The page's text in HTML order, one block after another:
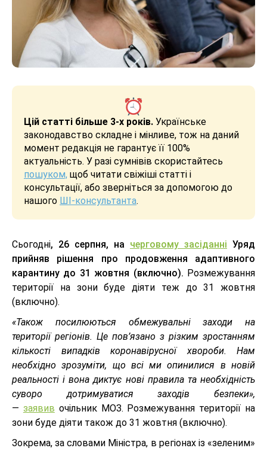
Цій статті більше 3-х років. Українське
законодавство складне і мінливе, тож на даний
момент редакція не гарантує її 100%
актуальність. У разі сумнівів скористайтесь
пошуком, щоб читати свіжіші статті і
консультації, або зверніться за допомогою до
нашого ШІ-консультанта.
Сьогодні, 26 серпня, на черговому засіданні Уряд
прийняв рішення про продовження адаптивного
карантину до 31 жовтня (включно). Розмежування
території на зони буде діяти теж до 31 жовтня
(включно).
«Також посилюються обмежувальні заходи на
території регіонів. Це пов’язано з різким зростанням
кількості випадків коронавірусної хвороби. Нам
необхідно зрозуміти, що всі ми опинилися в новій
реальності і вона диктує нові правила та необхідність
суворо дотримуватися заходів безпеки»,
— заявив очільник МОЗ. Розмежування території на
зони буде діяти також до 31 жовтня (включно).
Зокрема, за словами Міністра, в регіонах із «зеленим»